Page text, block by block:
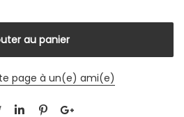
page à un(e) ami(e)